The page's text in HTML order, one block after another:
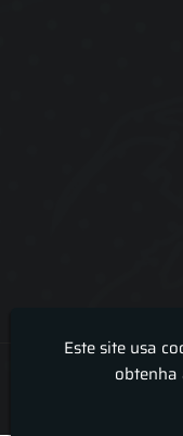
Lira Luz
Este site usa
obtenha